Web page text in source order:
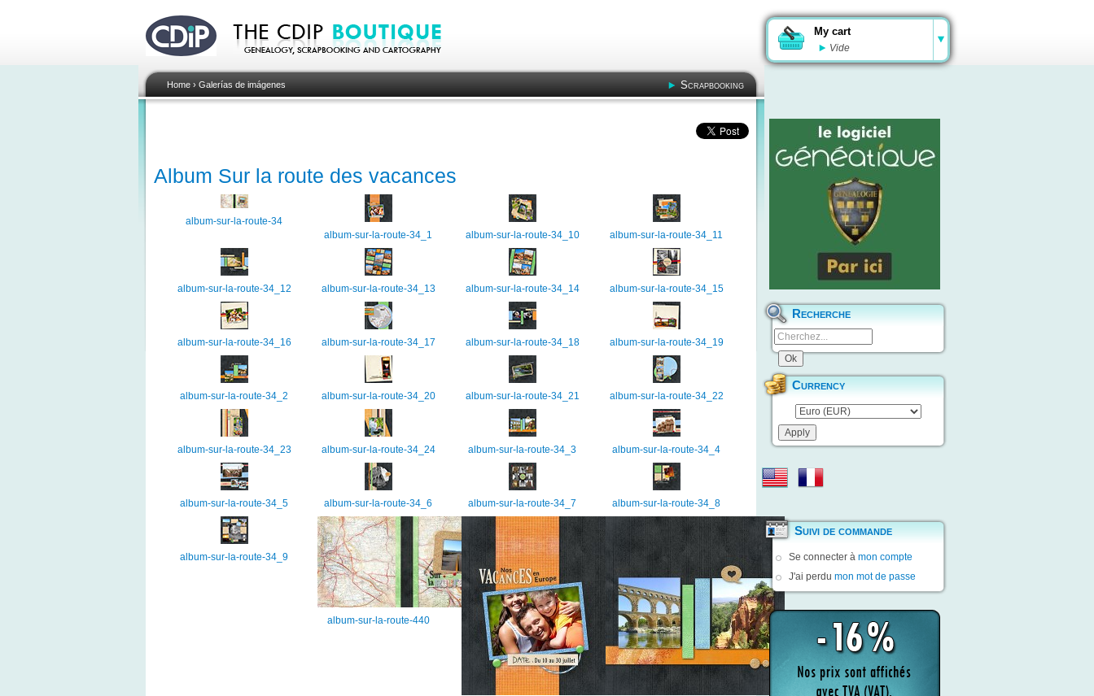
My cart
Vide
Home› Galerías de imágenes Scrapbooking
Album Sur la route des vacances
album-sur-la-route-34
album-sur-la-route-34_1
album-sur-la-route-34_10 album-sur-la-route-34_11
album-sur-la-route-34_12 album-sur-la-route-34_13 album-sur-la-route-34_14 album-sur-la-route-34_15
album-sur-la-route-34_16 album-sur-la-route-34_17 album-sur-la-route-34_18 album-sur-la-route-34_19
album-sur-la-route-34_2 album-sur-la-route-34_20 album-sur-la-route-34_21 album-sur-la-route-34_22
album-sur-la-route-34_23 album-sur-la-route-34_24 album-sur-la-route-34_3 album-sur-la-route-34_4
album-sur-la-route-34_5 album-sur-la-route-34_6 album-sur-la-route-34_7 album-sur-la-route-34_8
album-sur-la-route-34_9
album-sur-la-route-440
Recherche
Currency
Suivi de commande
Se connecter à mon compte
J'ai perdu mon mot de passe